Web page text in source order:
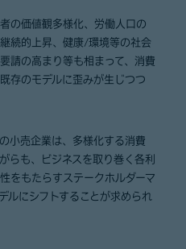
の価値観多様化、労働人口の
続的上昇、健康/環境等の社会
請の高まり等も相まって、消費
存のモデルに歪みが生じつつ
小売企業は、多様化する消費
らも、ビジネスを取り巻く各利
をもたらすステークホルダーマ
ルにシフトすることが求められ